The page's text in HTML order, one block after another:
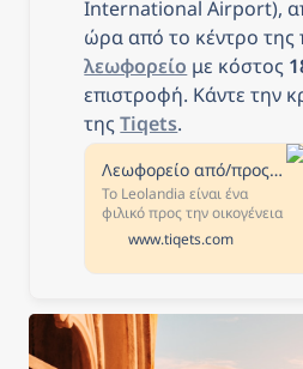
International Airport),
λεωφορείο με κόστος
επιστροφή. Κάντε την
της Tiqets.
Λεωφορείο από/προς Μιλάνο από το αεροδρόμιο Orio al Serio
Το Leolandia είναι ένα
φιλικό προς την οικογένεια
θεματικό πάρκο κοντά στο
Μιλάνο. Περιτριγυρισμένη
από καταπράσινο πάρκο,
με τρενάκια, υδάτινες
διαδρομές, ζώα για να
www.tiqets.com